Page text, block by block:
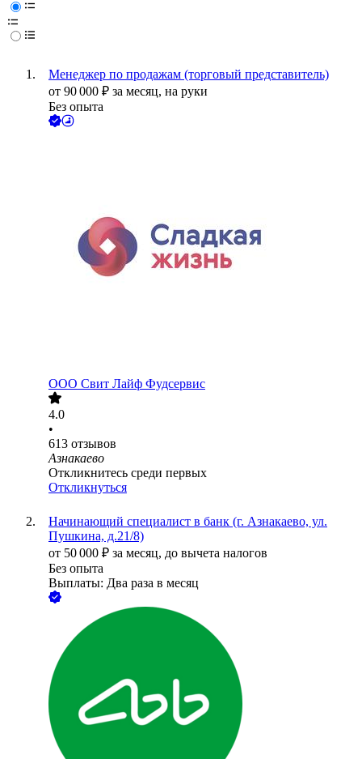
Менеджер по продажам (торговый представитель)
от 90 000 ₽ за месяц, на руки
Без опыта
ООО Свит Лайф Фудсервис
4.0
•
613 отзывов
Азнакаево
Откликнитесь среди первых
Откликнуться
Начинающий специалист в банк (г. Азнакаево, ул.
Пушкина, д.21/8)
от 50 000 ₽ за месяц, до вычета налогов
Без опыта
Выплаты: Два раза в месяц